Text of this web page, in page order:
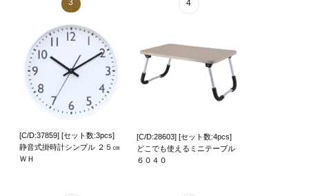
3
[C/D:37859] [セット数:3pcs]
静音式掛時計シンプル ２５㎝
ＷＨ
4
[C/D:28603] [セット数:4pcs]
どこでも使えるミニテーブル
６０４０